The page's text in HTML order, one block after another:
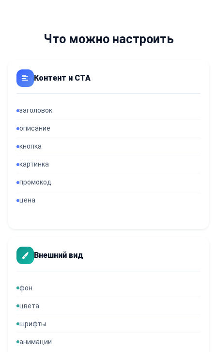
Что можно настроить
Контент и CTA
заголовок
описание
кнопка
картинка
промокод
цена
Внешний вид
фон
цвета
шрифты
анимации